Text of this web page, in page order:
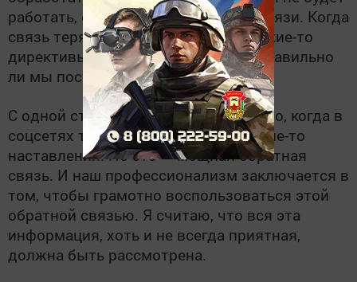
работать, если не будет обратной связи. Когда
связь теряется, то мы посылаем какие-то
директивы на места, но не знаем, правильно
ли мы поступаем.
С одной стороны, конечно, неприятно, когда в
соцсетях тебя критикуют, дают какие-то
наставления. Но это — мощная обратная
связь. И наш профессионализм заключается в
том, чтобы грамотно воспользоваться этой
обратной связью. Я считаю, что вся эта
информация, хоть и не всегда приятная,
должна быть рассмотрена.